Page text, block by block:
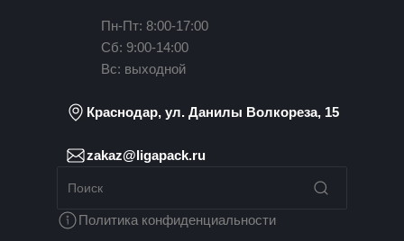
Пн-Пт: 8:00-17:00
Сб: 9:00-14:00
Вс: выходной
Краснодар, ул. Данилы Волкореза, 15
zakaz@ligapack.ru
Политика конфиденциальности